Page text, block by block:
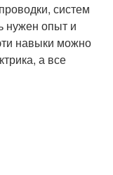
систем
нужен опыт и
навыки можно
а все